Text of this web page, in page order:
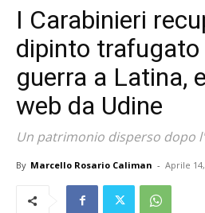
I Carabinieri
dipinto trafugato
guerra a Latina,
web da Udine
Un patrimonio disperso dopo
By Marcello Rosario Caliman - Aprile 14,